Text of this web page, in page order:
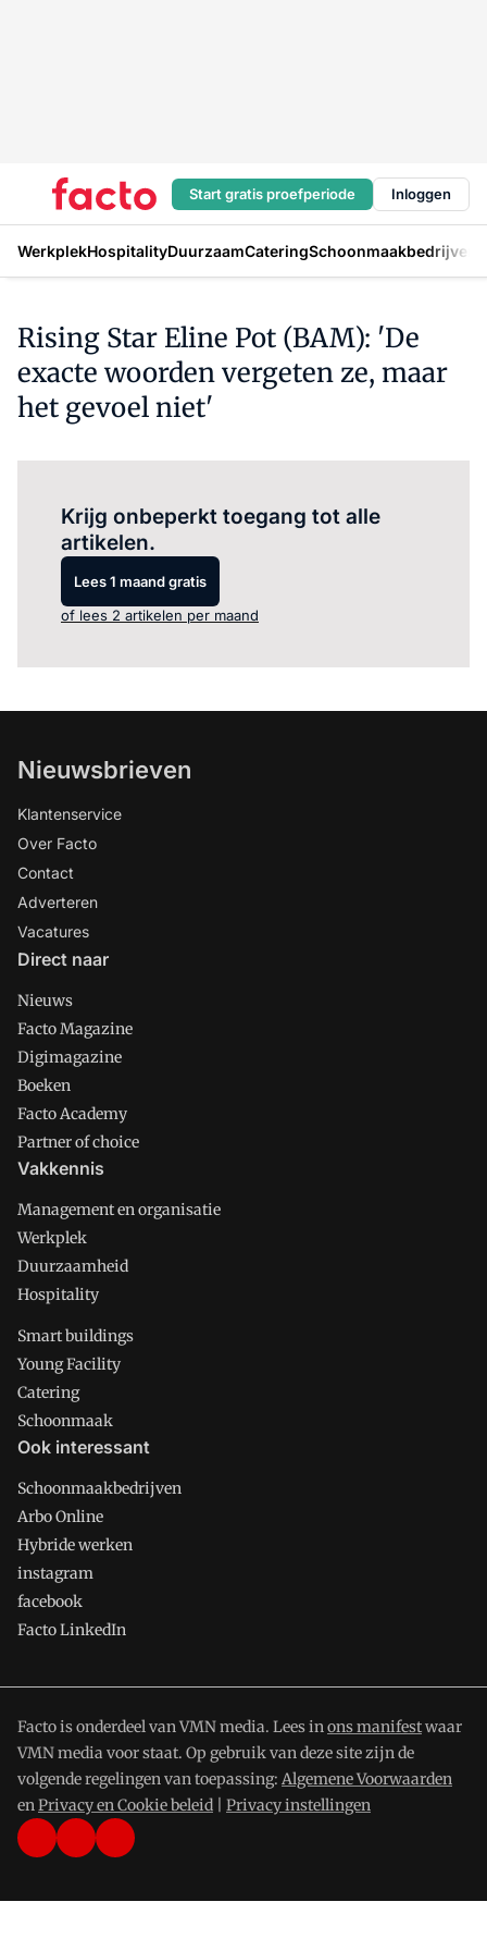
Start gratis proefperiode Inloggen
WerkplekHospitalityDuurzaamCateringSchoonmaakbedrijven
Rising Star Eline Pot (BAM): 'De
exacte woorden vergeten ze, maar
het gevoel niet'
Krijg onbeperkt toegang tot alle
artikelen.
Lees 1 maand gratis
of lees 2 artikelen per maand
Nieuwsbrieven
Klantenservice
Over Facto
Contact
Adverteren
Vacatures
Direct naar
Nieuws
Facto Magazine
Digimagazine
Boeken
Facto Academy
Partner of choice
Vakkennis
Management en organisatie
Werkplek
Duurzaamheid
Hospitality
Smart buildings
Young Facility
Catering
Schoonmaak
Ook interessant
Schoonmaakbedrijven
Arbo Online
Hybride werken
instagram
facebook
Facto LinkedIn
Facto is onderdeel van VMN media. Lees inons manifestwaar
VMN media voor staat. Op gebruik van deze site zijn de
volgende regelingen van toepassing: Algemene Voorwaarden
enPrivacy en Cookie beleid Privacy instellingen